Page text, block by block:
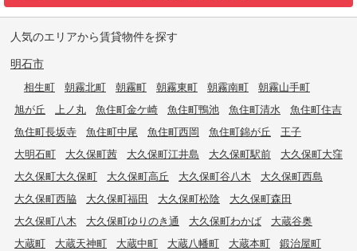
人気のエリアから賃貸物件を探す
明石市
相生町 朝霧北町 朝霧町 朝霧東町 朝霧南町
朝霧山手町
旭が丘
上ノ丸 魚住町金ケ崎 魚住町鴨池 魚住町清水
魚住町住吉
魚住町長坂寺
魚住町中尾 魚住町西岡 魚住町錦が丘
王子
大明石町
大久保町茜 大久保町江井島 大久保町駅前
大久保町大窪
大久保町大久保町
大久保町高丘 大久保町谷八木
大久保町西島
大久保町西脇
大久保町福田 大久保町松陰
大久保町森田
大久保町八木
大久保町ゆりのき通 大久保町わかば
大蔵谷奥
大蔵町
大蔵天神町 大蔵中町 大蔵八幡町 大蔵本町
鍛治屋町